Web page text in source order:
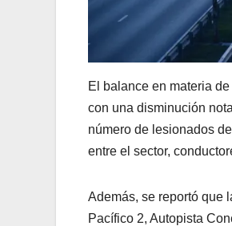
El balance en materia
con una disminución
número de lesionados
entre el sector,
Además, se reportó que
Pacífico 2, Autopista